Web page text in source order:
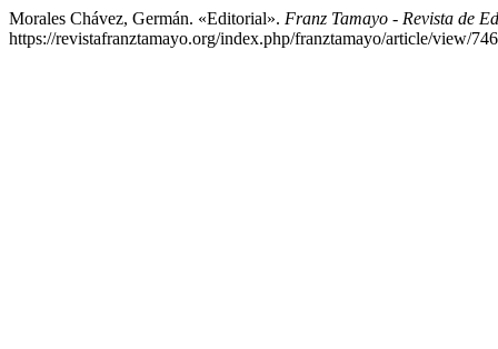
Morales Chávez, Germán. «Editorial». Franz Tamayo - Revista de
https://revistafranztamayo.org/index.php/franztamayo/article/view/